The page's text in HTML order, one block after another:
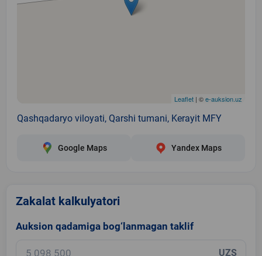
Leaflet | ©e-auksion.uz
Qashqadaryo viloyati, Qarshi tumani, Kerayit MFY
Google Maps Yandex Maps
Zakalat kalkulyatori
Auksion qadamiga bog‘lanmagan taklif
UZS